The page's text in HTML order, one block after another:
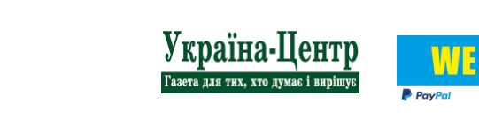
"Україна-
Центр"